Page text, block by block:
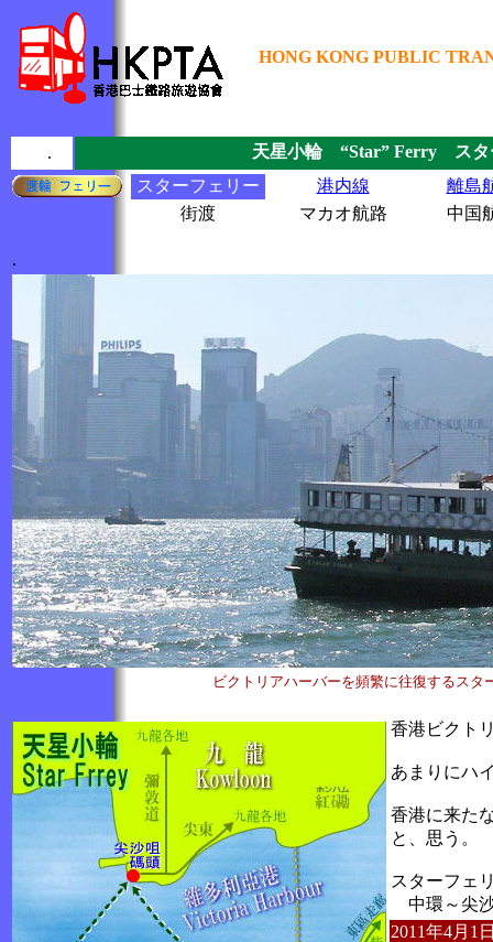
HONG KONG PUBLIC
.
天星小輪 “Star” Ferry スター
スターフェリー
港内線
離島
街渡
マカオ航路 中国
.
ビクトリアハーバーを頻繁に往復するスターフ
香港ビクト
あまりにハ
香港に来た
と、思う。
スターフェ
中環～尖
2011年4月1